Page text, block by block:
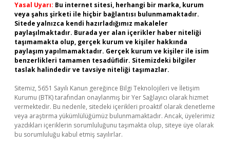
Yasal Uyarı: Bu internet sitesi, herhangi bir marka, kurum
veya şahıs şirketi ile hiçbir bağlantısı bulunmamaktadır.
Sitede yalnızca kendi hazırladığımız makaleler
paylaşılmaktadır. Burada yer alan içerikler haber niteliği
taşımamakta olup, gerçek kurum ve kişiler hakkında
paylaşım yapılmamaktadır. Gerçek kurum ve kişiler ile isim
benzerlikleri tamamen tesadüfidir. Sitemizdeki bilgiler
taslak halindedir ve tavsiye niteliği taşımazlar.
Sitemiz, 5651 Sayılı Kanun gereğince Bilgi Teknolojileri ve İletişim
Kurumu (BTK) tarafından onaylanmış bir Yer Sağlayıcı olarak hizmet
vermektedir. Bu nedenle, sitedeki içerikleri proaktif olarak denetleme
veya araştırma yükümlülüğümüz bulunmamaktadır. Ancak, üyelerimiz
yazdıkları içeriklerin sorumluluğunu taşımakta olup, siteye üye olarak
bu sorumluluğu kabul etmiş sayılırlar.